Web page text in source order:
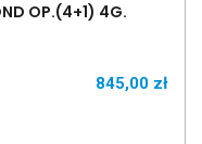
OP.(4+1) 4G.
845,00 zł